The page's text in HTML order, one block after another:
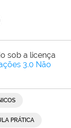
sob a licença
3.0 Não
PRÁTICA